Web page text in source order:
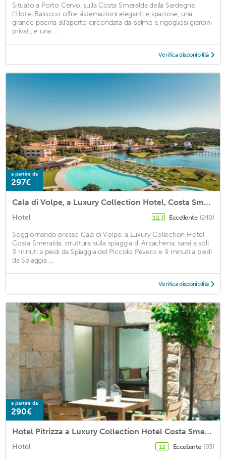
Situato a Porto Cervo, sulla Costa Smeralda della Sardegna,
l'Hotel Balocco offre sistemazioni eleganti e spaziose, una
grande piscina all'aperto circondata da palme e rigogliosi giardini
privati, e una ...
Verifica disponibilità
a partire da
297€
Cala di Volpe, a Luxury Collection Hotel, Costa Smeralda
Hotel 12,3 Eccellente (240)
Soggiornando presso Cala di Volpe, a Luxury Collection Hotel,
Costa Smeralda, struttura sulla spiaggia di Arzachena, sarai a soli
3 minuti a piedi da Spiaggia del Piccolo Pevero e 9 minuti a piedi
da Spiaggia ...
Verifica disponibilità
a partire da
290€
Hotel Pitrizza a Luxury Collection Hotel Costa Smeralda
Hotel 12 Eccellente (93)